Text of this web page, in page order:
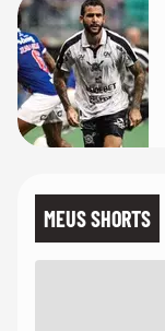
MEUS SHORTS